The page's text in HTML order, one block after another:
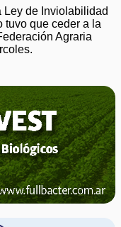
Ley de Inviolabilidad
tuvo que ceder a la
Agraria